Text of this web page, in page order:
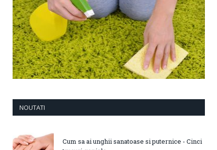
NOUTATI
Cum sa ai unghii sanatoase si puternice - Cinci